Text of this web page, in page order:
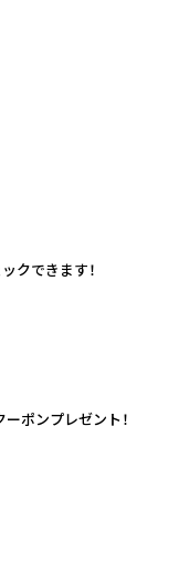
クできます！
ポンプレゼント！